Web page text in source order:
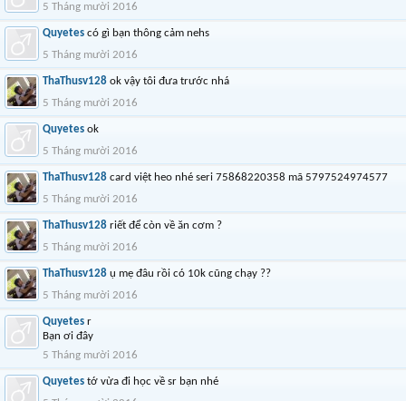
5 Tháng mười 2016
Quyetes có gì bạn thông cảm nehs
5 Tháng mười 2016
ThaThusv128 ok vậy tôi đưa trước nhá
5 Tháng mười 2016
Quyetes ok
5 Tháng mười 2016
ThaThusv128 card việt heo nhé seri 75868220358 mã 5797524974577
5 Tháng mười 2016
ThaThusv128 riết để còn về ăn cơm ?
5 Tháng mười 2016
ThaThusv128 ụ mẹ đâu rồi có 10k cũng chạy ??
5 Tháng mười 2016
Quyetes r
Bạn ơi đây
5 Tháng mười 2016
Quyetes tớ vừa đi học về sr bạn nhé